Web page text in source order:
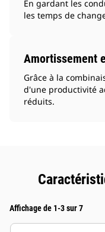
En gardant les
les temps de
Amortissement
Grâce à la
d'une productivité
réduits.
Affichage de 1-3 sur 7